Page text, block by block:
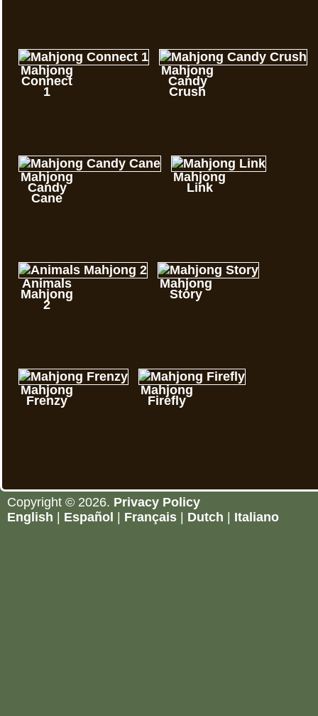
Mahjong
Connect
1
Mahjong
Candy
Crush
Mahjong
Candy
Cane
Mahjong
Link
Animals
Mahjong
2
Mahjong
Story
Mahjong
Frenzy
Mahjong
Firefly
Copyright © 2026. Privacy Policy
English | Español | Français | Dutch | Italiano